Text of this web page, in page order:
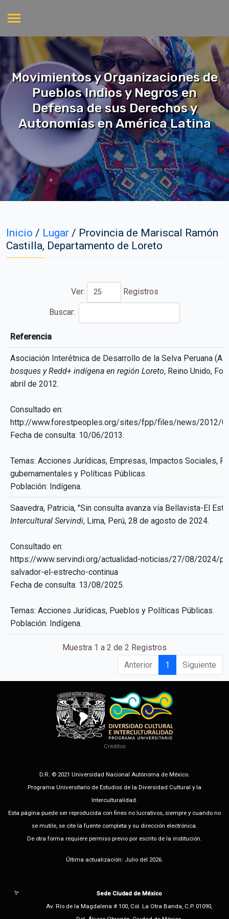
Movimientos y Organizaciones de
Pueblos Indios y Negros en
Defensa de sus Derechos y
Autonomías en América Latina
Inicio / Lugar / Provincia de Mariscal Ramón
Castilla, Departamento de Loreto
Ver: Registros
Buscar:
Referencia
Referencia
Asociación Interétnica de Desarrollo de la Selva Peruana
bosques y Redd+ indígena en región Loreto, Reino Unido,
abril de 2012.
Consultado en:
http://www.forestpeoples.org/sites/fpp/files/news/2012/
Fecha de consulta: 10/06/2013.
Temas: Acciones Jurídicas, Empresas, Impactos Sociales,
gubernamentales y Políticas Públicas.
Población: Indígena.
Saavedra, Patricia, "Sin consulta avanza vía Bellavista-El
Intercultural Servindi, Lima, Perú, 28 de agosto de 2024.
Consultado en:
https://www.servindi.org/actualidad-noticias/27/08/2024/
salvador-el-estrecho-continua
Fecha de consulta: 13/08/2025.
Temas: Acciones Jurídicas, Pueblos y Políticas Públicas.
Población: Indígena.
Muestra 1 a 2 de 2 Registros
Anterior
1 Siguiente
Créditos
D.R. © 2021 Universidad Nacional Autónoma de México.
Programa Universitario de Estudios de la Diversidad Cultural y la
Interculturalidad.
Esta página puede ser reproducida con fines no lucrativos, siempre y cuando no
se mutile, se cite la fuente completa y su dirección electrónica.
De otra forma requiere permiso previo por escrito de la institución.
Última actualización: Julio del 2026.
Sede Ciudad de México
Av. Río de la Magdalena # 100, Col. La Otra Banda, C.P. 01090,